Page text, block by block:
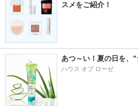
スメをご紹介！
あつ～い！夏の日を、
ハウス オブ ローゼ